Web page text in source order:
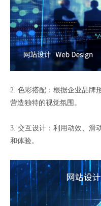
2. 色彩搭配：根据企业品牌
营造独特的视觉氛围。
3. 交互设计：利用动效、滑
和体验。